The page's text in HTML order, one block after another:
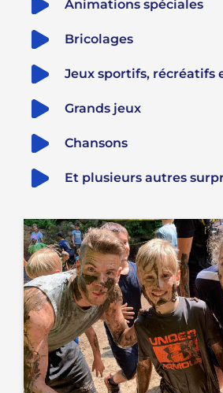
Animations spéciales
Bricolages
Jeux sportifs, récréatifs
Grands jeux
Chansons
Et plusieurs autres